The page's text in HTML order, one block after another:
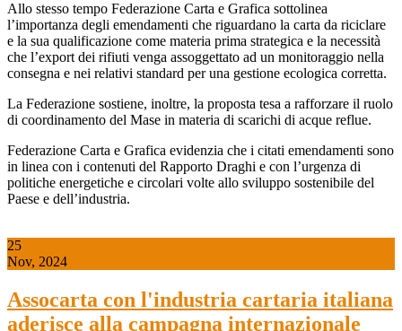
Allo stesso tempo Federazione Carta e Grafica sottolinea
l’importanza degli emendamenti che riguardano la carta da riciclare
e la sua qualificazione come materia prima strategica e la necessità
che l’export dei rifiuti venga assoggettato ad un monitoraggio nella
consegna e nei relativi standard per una gestione ecologica corretta.
La Federazione sostiene, inoltre, la proposta tesa a rafforzare il ruolo
di coordinamento del Mase in materia di scarichi di acque reflue.
Federazione Carta e Grafica evidenzia che i citati emendamenti sono
in linea con i contenuti del Rapporto Draghi e con l’urgenza di
politiche energetiche e circolari volte allo sviluppo sostenibile del
Paese e dell’industria.
25
Nov, 2024
Assocarta con l'industria cartaria italiana
aderisce alla campagna internazionale